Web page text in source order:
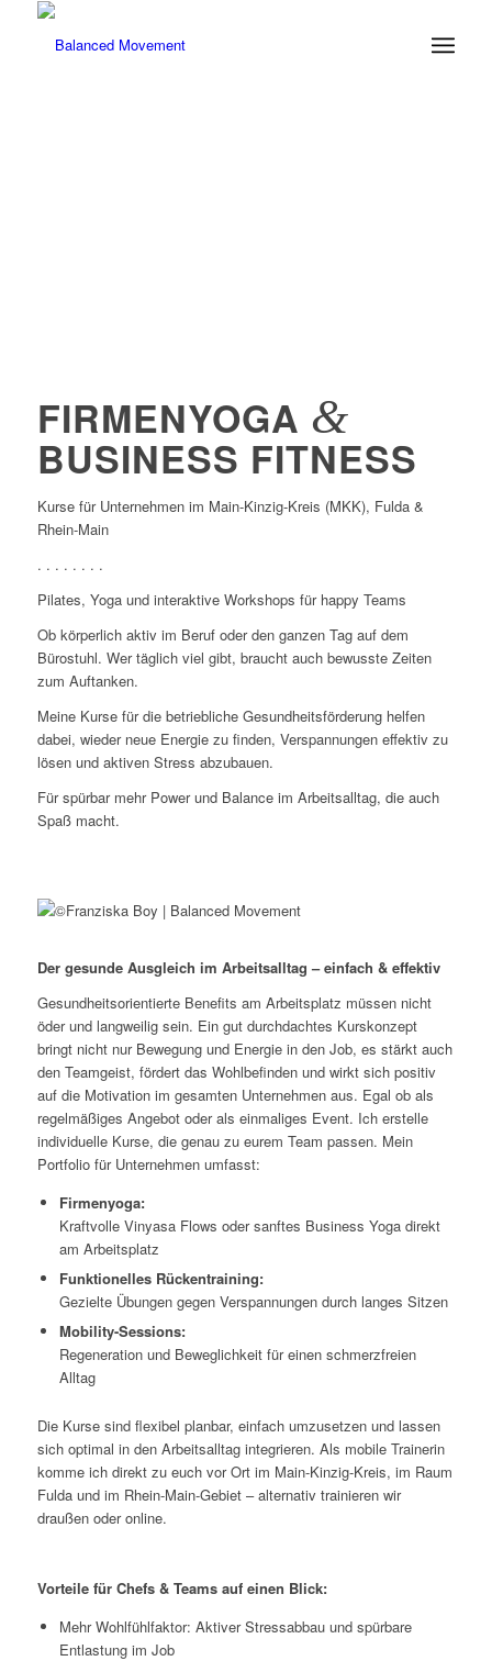
FIRMENYOGA &
BUSINESS FITNESS
Kurse für Unternehmen im Main-Kinzig-Kreis (MKK), Fulda &
Rhein-Main
. . . . . . . .
Pilates, Yoga und interaktive Workshops für happy Teams
Ob körperlich aktiv im Beruf oder den ganzen Tag auf dem
Bürostuhl. Wer täglich viel gibt, braucht auch bewusste Zeiten
zum Auftanken.
Meine Kurse für die betriebliche Gesundheitsförderung helfen
dabei, wieder neue Energie zu finden, Verspannungen effektiv zu
lösen und aktiven Stress abzubauen.
Für spürbar mehr Power und Balance im Arbeitsalltag, die auch
Spaß macht.
Der gesunde Ausgleich im Arbeitsalltag – einfach & effektiv
Gesundheitsorientierte Benefits am Arbeitsplatz müssen nicht
öder und langweilig sein. Ein gut durchdachtes Kurskonzept
bringt nicht nur Bewegung und Energie in den Job, es stärkt auch
den Teamgeist, fördert das Wohlbefinden und wirkt sich positiv
auf die Motivation im gesamten Unternehmen aus. Egal ob als
regelmäßiges Angebot oder als einmaliges Event. Ich erstelle
individuelle Kurse, die genau zu eurem Team passen. Mein
Portfolio für Unternehmen umfasst:
Firmenyoga:
Kraftvolle Vinyasa Flows oder sanftes Business Yoga direkt
am Arbeitsplatz
Funktionelles Rückentraining:
Gezielte Übungen gegen Verspannungen durch langes Sitzen
Mobility-Sessions:
Regeneration und Beweglichkeit für einen schmerzfreien
Alltag
Die Kurse sind flexibel planbar, einfach umzusetzen und lassen
sich optimal in den Arbeitsalltag integrieren. Als mobile Trainerin
komme ich direkt zu euch vor Ort im Main-Kinzig-Kreis, im Raum
Fulda und im Rhein-Main-Gebiet – alternativ trainieren wir
draußen oder online.
Vorteile für Chefs & Teams auf einen Blick:
Mehr Wohlfühlfaktor: Aktiver Stressabbau und spürbare
Entlastung im Job